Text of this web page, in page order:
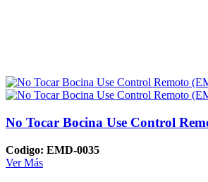
No Tocar Bocina Use Control
Codigo: EMD-0035
Ver Más